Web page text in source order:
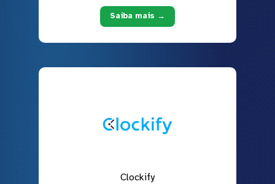
Saiba mais →
Clockify